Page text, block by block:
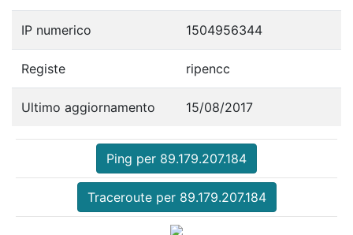
IP numerico 1504956344
Registe ripencc
Ultimo aggiornamento 15/08/2017
Ping per 89.179.207.184
Traceroute per 89.179.207.184